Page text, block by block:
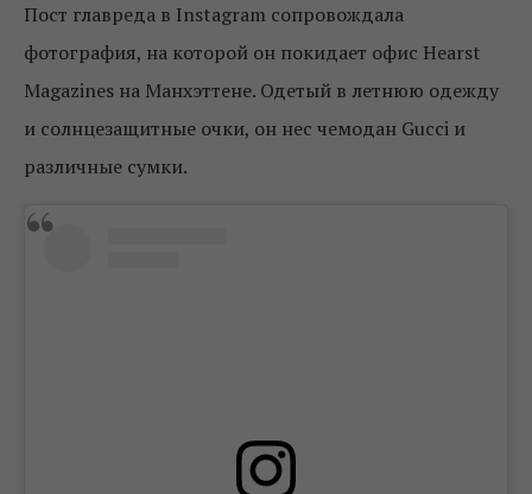
Пост главреда в Instagram сопровождала
фотография, на которой он покидает офис Hearst
Magazines на Манхэттене. Одетый в летнюю одежду
и солнцезащитные очки, он нес чемодан Gucci и
различные сумки.